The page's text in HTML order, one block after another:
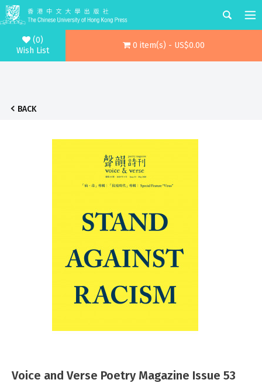
(0)
Wish List
0 item(s) - US$0.00
BACK
Voice and Verse Poetry Magazine Issue 53